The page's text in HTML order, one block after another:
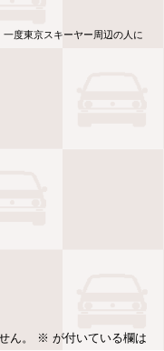
度東京スキーヤー周辺の人に
ん。
※ が付いている欄は